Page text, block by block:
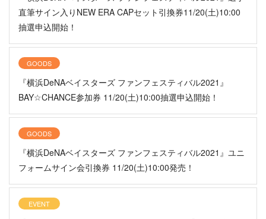
直筆サイン入りNEW ERA CAPセット引換券11/20(土)10:00
抽選申込開始！
GOODS
『横浜DeNAベイスターズ ファンフェスティバル2021』
BAY☆CHANCE参加券 11/20(土)10:00抽選申込開始！
GOODS
『横浜DeNAベイスターズ ファンフェスティバル2021』ユニ
フォームサイン会引換券 11/20(土)10:00発売！
EVENT